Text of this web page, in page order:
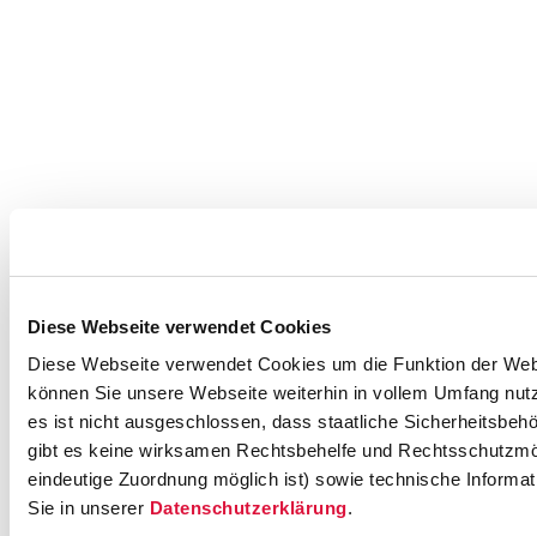
Diese Webseite verwendet Cookies
Diese Webseite verwendet Cookies um die Funktion der
können Sie unsere Webseite weiterhin in vollem Umfang
es ist nicht ausgeschlossen, dass staatliche
gibt es keine wirksamen Rechtsbehelfe und
eindeutige Zuordnung möglich ist) sowie technische
Sie in unserer Datenschutzerklärung.